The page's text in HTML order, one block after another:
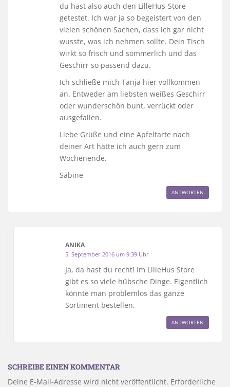
du hast also auch den LilleHus-Store
getestet. Ich war ja so begeistert von den
vielen schönen Sachen, dass ich gar nicht
wusste, was ich nehmen sollte. Dein Tisch
wirkt so frisch und sommerlich und das
Geschirr so passend dazu.
Ich schließe mich Tanja hier vollkommen
an. Entweder am liebsten weißes Geschirr
oder wunderschön bunt, verrückt oder
ausgefallen.
Liebe Grüße und eine Apfeltarte nach
deiner Art hätte ich auch gern zum
Wochenende.
Sabine
ANTWORTEN
ANIKA
5. September 2016 um 9:39 Uhr
Ja, da hast du recht! Im LilleHus Store
gibt es so viele hübsche Dinge. Eigentlich
könnte man problemlos das ganze
Sortiment bestellen.
ANTWORTEN
SCHREIBE EINEN KOMMENTAR
Deine E-Mail-Adresse wird nicht veröffentlicht. Erforderliche